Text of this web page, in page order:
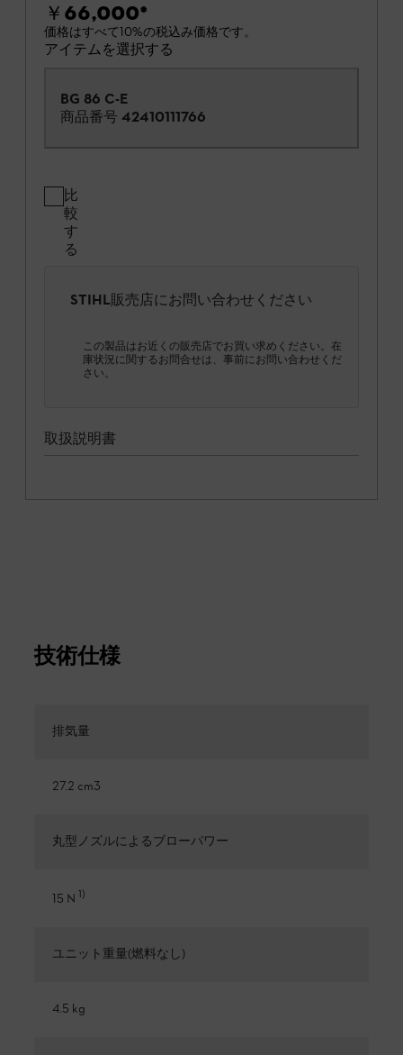
￥66,000*
価格はすべて10%の税込み価格です。
アイテムを選択する
BG 86 C-E
商品番号 42410111766
比
較
す
る
STIHL販売店にお問い合わせください
この製品はお近くの販売店でお買い求めください。在
庫状況に関するお問合せは、事前にお問い合わせくだ
さい。
取扱説明書
技術仕様
排気量
27.2 cm3
丸型ノズルによるブローパワー
15 N 1)
ユニット重量(燃料なし)
4.5 kg